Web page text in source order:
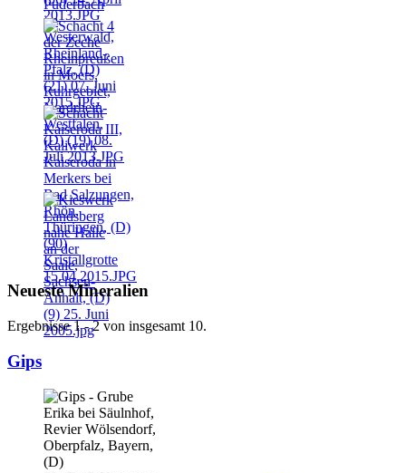
Neueste Mineralien
Ergebnisse 1 - 2 von insgesamt 10.
Gips